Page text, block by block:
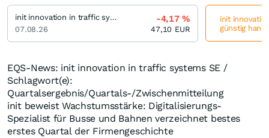
EQS-News: init innovation in traffic systems SE /
Schlagwort(e):
Quartalsergebnis/Quartals-/Zwischenmitteilung
init beweist Wachstumsstärke: Digitalisierungs-
Spezialist für Busse und Bahnen verzeichnet bestes
erstes Quartal der Firmengeschichte
init innovation in traffic systems
07.08.26
-4,17%
47,10 EUR
init
günstig